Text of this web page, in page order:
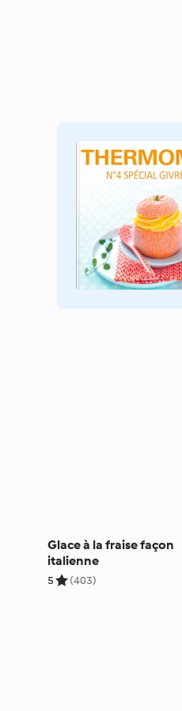
Glace à la fraise façon
italienne
5 (403)